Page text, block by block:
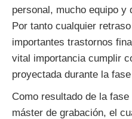
personal, mucho equipo y
Por tanto cualquier
importantes trastornos
vital importancia cumplir
proyectada durante la
Como resultado de la
máster de grabación, el